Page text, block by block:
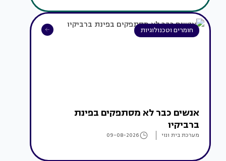
חומרים וטכנולוגיות
אנשים כבר לא מסתפקים בפינת
ברביקיו
מערכת בית ונוי 09-08-2026